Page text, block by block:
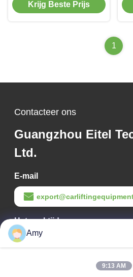
Krijg Beste Prijs
1
Contacteer ons
Guangzhou Eitel
Ltd.
E-mail
Het werktijd
09:00-18:00
Amy
9:13 AM